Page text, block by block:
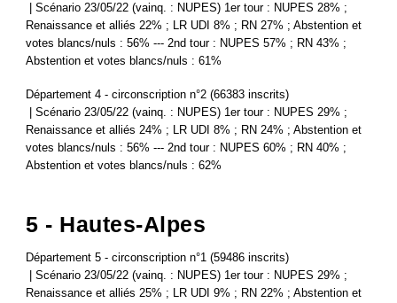
| Scénario 23/05/22 (vainq. : NUPES) 1er tour : NUPES 28% ;
Renaissance et alliés 22% ; LR UDI 8% ; RN 27% ; Abstention et
votes blancs/nuls : 56% --- 2nd tour : NUPES 57% ; RN 43% ;
Abstention et votes blancs/nuls : 61%
Département 4 - circonscription n°2 (66383 inscrits)
| Scénario 23/05/22 (vainq. : NUPES) 1er tour : NUPES 29% ;
Renaissance et alliés 24% ; LR UDI 8% ; RN 24% ; Abstention et
votes blancs/nuls : 56% --- 2nd tour : NUPES 60% ; RN 40% ;
Abstention et votes blancs/nuls : 62%
5 - Hautes-Alpes
Département 5 - circonscription n°1 (59486 inscrits)
| Scénario 23/05/22 (vainq. : NUPES) 1er tour : NUPES 29% ;
Renaissance et alliés 25% ; LR UDI 9% ; RN 22% ; Abstention et